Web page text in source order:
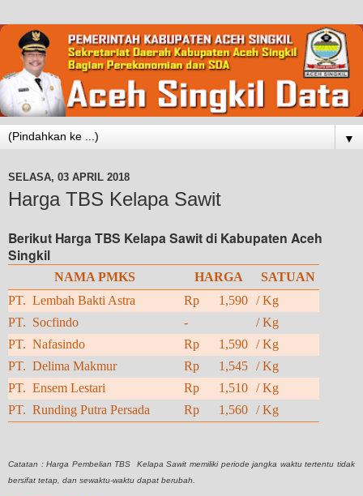
▼
SELASA, 03 APRIL 2018
Harga TBS Kelapa Sawit
Berikut Harga TBS Kelapa Sawit di Kabupaten Aceh
Singkil
NAMA PMKS HARGA
SATUAN
PT. Lembah Bakti Astra
Rp 1,590 / Kg
PT. Socfindo
-
/ Kg
PT. Nafasindo
Rp 1,590 / Kg
PT. Delima Makmur
Rp 1,545 / Kg
PT. Ensem Lestari
Rp 1,510 / Kg
PT. Runding Putra Persada
Rp 1,560 / Kg
Catatan : Harga Pembelian TBS Kelapa Sawit memiliki periode jangka waktu tertentu tidak
bersifat tetap, dan sewaktu-waktu dapat berubah.